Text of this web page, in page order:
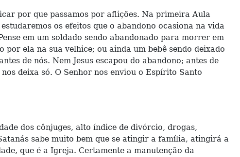
por que passamos por aflições. Na primeira Aula
os efeitos que o abandono ocasiona na vida
em um soldado sendo abandonado para morrer em
ela na sua velhice; ou ainda um bebê sendo deixado
de nós. Nem Jesus escapou do abandono; antes de
deixa só. O Senhor nos enviou o Espírito Santo
dos cônjuges, alto índice de divórcio, drogas,
sabe muito bem que se atingir a família, atingirá a
que é a Igreja. Certamente a manutenção da